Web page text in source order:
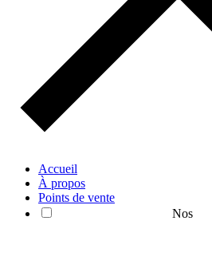
Accueil
À propos
Points de vente